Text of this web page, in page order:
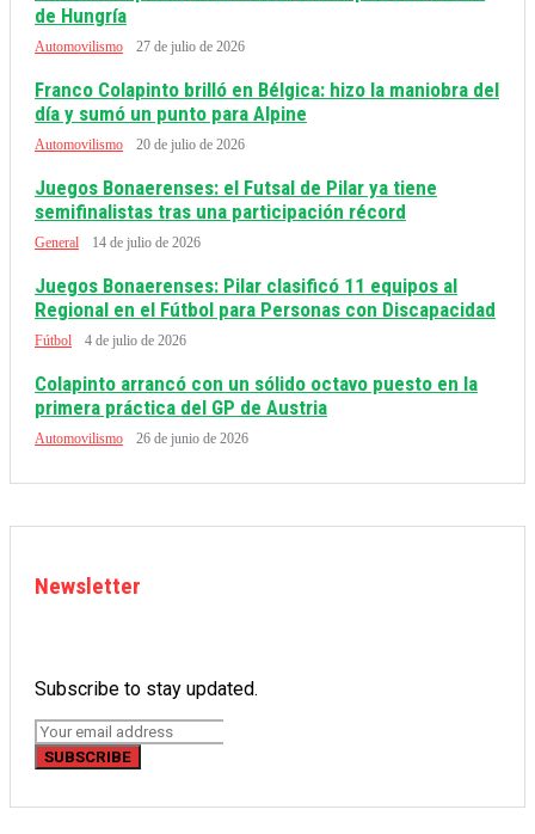
de Hungría
Automovilismo 27 de julio de 2026
Franco Colapinto brilló en Bélgica: hizo la maniobra del
día y sumó un punto para Alpine
Automovilismo 20 de julio de 2026
Juegos Bonaerenses: el Futsal de Pilar ya tiene
semifinalistas tras una participación récord
General 14 de julio de 2026
Juegos Bonaerenses: Pilar clasificó 11 equipos al
Regional en el Fútbol para Personas con Discapacidad
Fútbol 4 de julio de 2026
Colapinto arrancó con un sólido octavo puesto en la
primera práctica del GP de Austria
Automovilismo 26 de junio de 2026
Newsletter
Subscribe to stay updated.
SUBSCRIBE